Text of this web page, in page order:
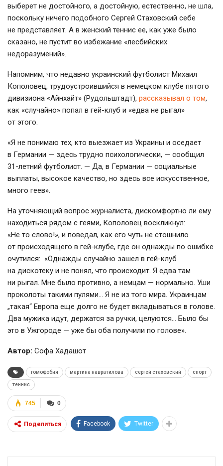
выберет не достойного, а достойную, естественно, не шла,
поскольку ничего подобного Сергей Стаховский себе
не представляет. А в женский теннис ее, как уже было
сказано, не пустит во избежание «лесбийских
недоразумений».
Напомним, что недавно украинский футболист Михаил
Кополовец, трудоустроившийся в немецком клубе пятого
дивизиона «Айнхайт» (Рудольштадт), рассказывал о том,
как «случайно» попал в гей-клуб и «едва не рыгал»
от этого.
«Я не понимаю тех, кто выезжает из Украины и оседает
в Германии — здесь трудно психологически, — сообщил
31-летний футболист. — Да, в Германии — социальные
выплаты, высокое качество, но здесь все искусственное,
много геев».
На уточняющий вопрос журналиста, дискомфортно ли ему
находиться рядом с геями, Кополовец воскликнул:
«Не то слово!», и поведал, как его чуть не стошнило
от происходящего в гей-клубе, где он однажды по ошибке
очутился: «Однажды случайно зашел в гей-клуб
на дискотеку и не понял, что происходит. Я едва там
ни рыгал. Мне было противно, а немцам — нормально. Уши
проколоты такими пулями… Я не из того мира. Украинцам
„такая“ Европа еще долго не будет вкладываться в голове.
Два мужика идут, держатся за ручки, целуются… Было бы
это в Ужгороде — уже бы оба получили по голове».
Автор: Софа Хадашот
гомофобия мартина навратилова сергей стаховский спорт
теннис
0
745
Поделиться Facebook Twitter